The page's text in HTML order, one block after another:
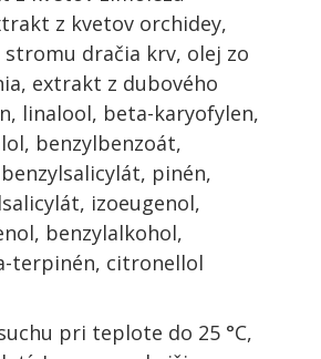
z kvetov orchidey,
dračia krv, olej zo
extrakt z dubového
linalool, beta-karyofylen,
benzylbenzoát,
pinén,
izoeugenol,
benzylalkohol,
terpinén, citronellol
pri teplote do 25 °C,